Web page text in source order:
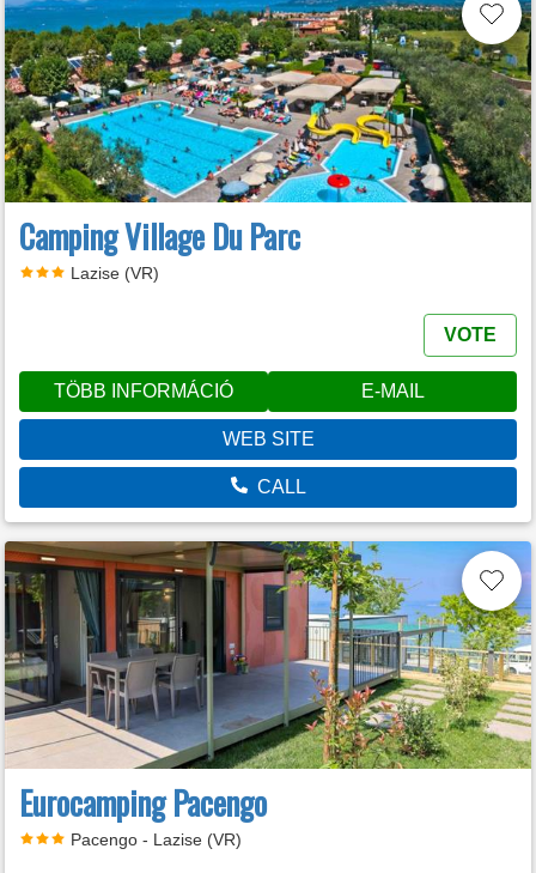
Camping Village Du Parc
Lazise (VR)
VOTE
TÖBB INFORMÁCIÓ E-MAIL
WEB SITE
CALL
Eurocamping Pacengo
Pacengo - Lazise (VR)